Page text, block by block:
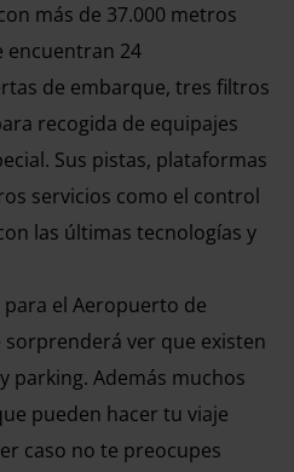
más de 37.000 metros
encuentran 24
de embarque, tres filtros
recogida de equipajes
Sus pistas, plataformas
servicios como el control
las últimas tecnologías y
el Aeropuerto de
ver que existen
parking. Además muchos
pueden hacer tu viaje
caso no te preocupes